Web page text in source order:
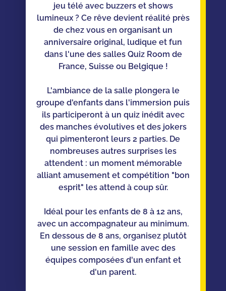
jeu télé avec buzzers et shows
lumineux ? Ce rêve devient réalité près
de chez vous en organisant un
anniversaire original, ludique et fun
dans l'une des salles Quiz Room de
France, Suisse ou Belgique !
L'ambiance de la salle plongera le
groupe d'enfants dans l'immersion puis
ils participeront à un quiz inédit avec
des manches évolutives et des jokers
qui pimenteront leurs 2 parties. De
nombreuses autres surprises les
attendent : un moment mémorable
alliant amusement et compétition "bon
esprit" les attend à coup sûr.
Idéal pour les enfants de 8 à 12 ans,
avec un accompagnateur au minimum.
En dessous de 8 ans, organisez plutôt
une session en famille avec des
équipes composées d'un enfant et
d'un parent.